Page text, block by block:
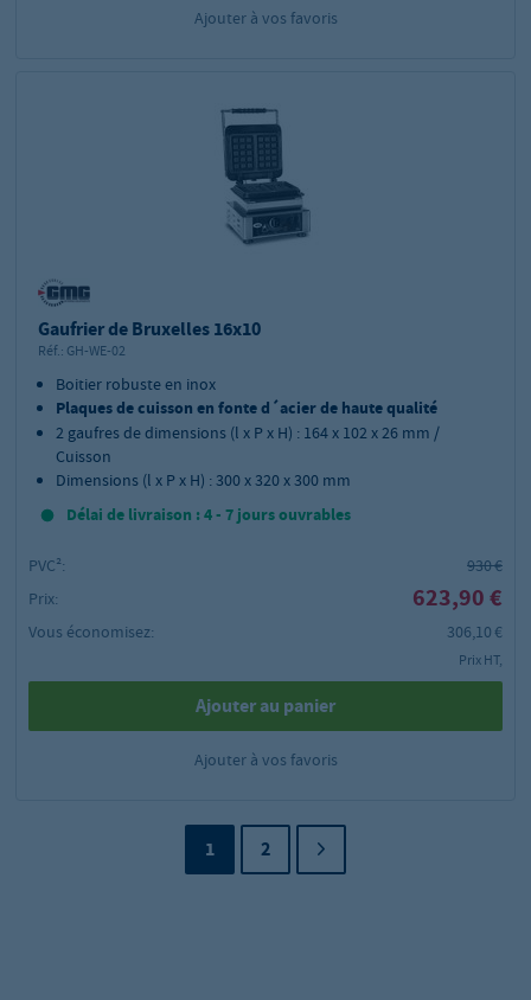
Ajouter à vos favoris
Gaufrier de Bruxelles 16x10
Réf.: GH-WE-02
Boitier robuste en inox
Plaques de cuisson en fonte d´acier de haute qualité
2 gaufres de dimensions (l x P x H) : 164 x 102 x 26 mm /
Cuisson
Dimensions (l x P x H) : 300 x 320 x 300 mm
Délai de livraison : 4 - 7 jours ouvrables
PVC²:
930 €
Prix:
623,90 €
Vous économisez: 306,10 €
Prix HT,
Ajouter au panier
Ajouter à vos favoris
1 2